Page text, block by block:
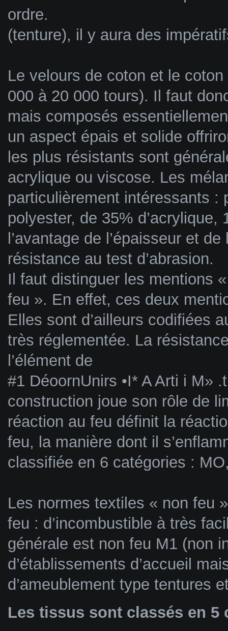
ordre.
(tenture), il y aura des
Le velours de coton et le
000 à 20 000 tours). Il faut
mais composés
un aspect épais et solide
les plus résistants sont
acrylique ou viscose. Les
particulièrement intéressants :
polyester, de 35%
l’avantage de l’épaisseur et
résistance au test d’abrasion.
Il faut distinguer les mentions
feu ». En effet, ces deux
Elles sont d’ailleurs codifiées
très réglementée. La
l’élément de
#1 DéoornUnirs •I* A Arti i M»
construction joue son rôle de
réaction au feu définit la
feu, la manière dont il
classifiée en 6 catégories :
Les normes textiles « non feu
feu : d’incombustible à très
générale est non feu M1 (non
d’établissements d’accueil
d’ameublement type tentures
Les tissus sont classés en 5